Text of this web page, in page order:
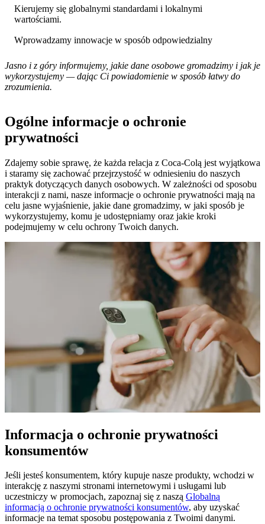
Kierujemy się globalnymi standardami i lokalnymi
wartościami.
Wprowadzamy innowacje w sposób odpowiedzialny
Jasno i z góry informujemy, jakie dane osobowe gromadzimy i jak je
wykorzystujemy — dając Ci powiadomienie w sposób łatwy do
zrozumienia.
Ogólne informacje o ochronie
prywatności
Zdajemy sobie sprawę, że każda relacja z Coca-Colą jest wyjątkowa
i staramy się zachować przejrzystość w odniesieniu do naszych
praktyk dotyczących danych osobowych. W zależności od sposobu
interakcji z nami, nasze informacje o ochronie prywatności mają na
celu jasne wyjaśnienie, jakie dane gromadzimy, w jaki sposób je
wykorzystujemy, komu je udostępniamy oraz jakie kroki
podejmujemy w celu ochrony Twoich danych.
Informacja o ochronie prywatności
konsumentów
Jeśli jesteś konsumentem, który kupuje nasze produkty, wchodzi w
interakcję z naszymi stronami internetowymi i usługami lub
uczestniczy w promocjach, zapoznaj się z naszą Globalną
informacją o ochronie prywatności konsumentów, aby uzyskać
informacje na temat sposobu postępowania z Twoimi danymi.